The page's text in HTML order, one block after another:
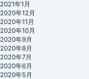
2021年1月
2020年12月
2020年11月
2020年10月
2020年9月
2020年8月
2020年7月
2020年6月
2020年5月